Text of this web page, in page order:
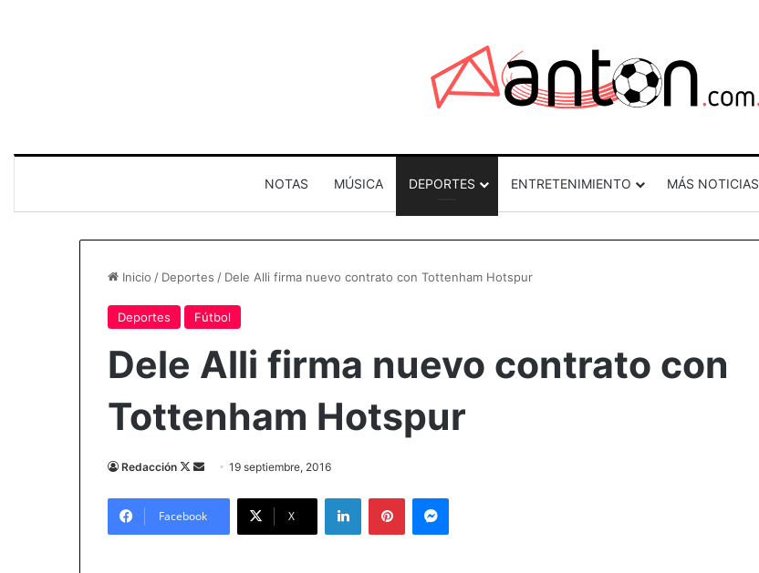
NOTAS MÚSICA DEPORTES ENTRETENIMIENTO MÁS NOTICIAS
Inicio / Deportes / Dele Alli firma nuevo contrato con Tottenham Hotspur
Deportes Fútbol
Dele Alli firma nuevo contrato con
Tottenham Hotspur
Redacción
F
l d
19 septiembre, 2016
Facebook X